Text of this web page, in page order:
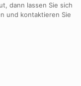
dann lassen Sie sich
und kontaktieren Sie